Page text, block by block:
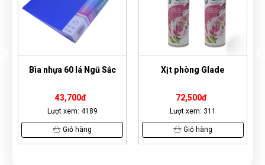
Bìa nhựa 60 lá Ngũ Sắc
43,700đ
Lượt xem: 4189
Giỏ hàng
Xịt phòng Glade
72,500đ
Lượt xem: 311
Giỏ hàng